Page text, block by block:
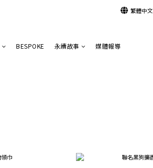
繁體中文
BESPOKE 永續故事 媒體報導